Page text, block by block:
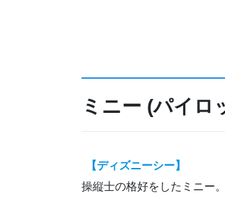
ミニー (パイロ
【ディズニーシー】
操縦士の格好をしたミニー。